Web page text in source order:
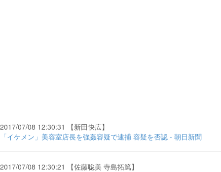
2017/07/08 12:30:31 【新田快広】
「イケメン」美容室店長を強姦容疑で逮捕 容疑を否認 - 朝日新聞
2017/07/08 12:30:21 【佐藤聡美 寺島拓篤】